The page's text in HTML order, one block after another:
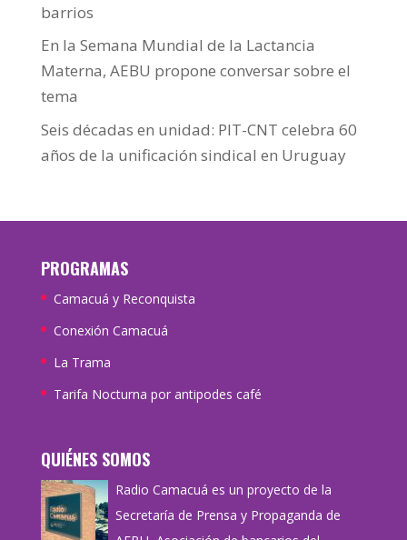
barrios
En la Semana Mundial de la Lactancia
Materna, AEBU propone conversar sobre el
tema
Seis décadas en unidad: PIT-CNT celebra 60
años de la unificación sindical en Uruguay
PROGRAMAS
Camacuá y Reconquista
Conexión Camacuá
La Trama
Tarifa Nocturna por antipodes café
QUIÉNES SOMOS
Radio Camacuá es un proyecto de la
Secretaría de Prensa y Propaganda de